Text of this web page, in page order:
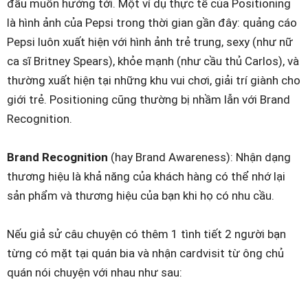
đầu muốn hướng tới. Một ví dụ thực tế của Positioning
là hình ảnh của Pepsi trong thời gian gần đây: quảng cáo
Pepsi luôn xuất hiện với hình ảnh trẻ trung, sexy (như nữ
ca sĩ Britney Spears), khỏe mạnh (như cầu thủ Carlos), và
thường xuất hiện tại những khu vui chơi, giải trí giành cho
giới trẻ. Positioning cũng thường bị nhầm lẫn với Brand
Recognition.
Brand Recognition (hay Brand Awareness): Nhận dạng
thương hiệu là khả năng của khách hàng có thể nhớ lại
sản phẩm và thương hiệu của bạn khi họ có nhu cầu.
Nếu giả sử câu chuyện có thêm 1 tình tiết 2 người bạn
từng có mặt tại quán bia và nhận cardvisit từ ông chủ
quán nói chuyện với nhau như sau: